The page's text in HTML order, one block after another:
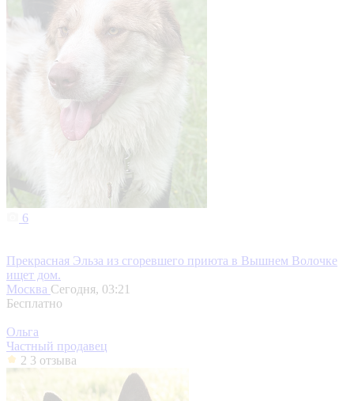
6
Прекрасная Эльза из сгоревшего приюта в Вышнем Волочке
ищет дом.
Москва Сегодня, 03:21
Бесплатно
Ольга
Частный продавец
2 3 отзыва